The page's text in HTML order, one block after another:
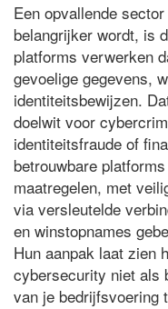
Een opvallende
belangrijker wordt, is
platforms verwerken
gevoelige gegevens,
identiteitsbewijzen.
doelwit voor
identiteitsfraude of
betrouwbare
maatregelen, met
via versleutelde
en winstopnames
Hun aanpak laat zien
cybersecurity niet als
van je bedrijfsvoering